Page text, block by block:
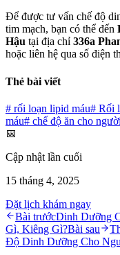
Để được tư vấn chế độ
tim mạch, bạn có thể đến
Hậu tại địa chỉ 336a
hoặc liên hệ qua số điện
Thẻ bài viết
# rối loạn lipid máu# Rối
máu# chế độ ăn cho
📅
Cập nhật lần cuối
15 tháng 4, 2025
Đặt lịch khám ngay
Bài trướcDinh Dưỡng
Gì, Kiêng Gì?Bài sau
Độ Dinh Dưỡng Cho